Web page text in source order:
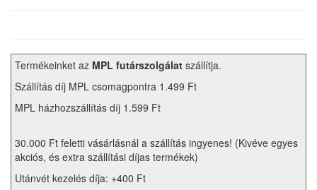
Termékeinket az MPL futárszolgálat szállítja.
Szállítás díj MPL csomagpontra 1.499 Ft
MPL házhozszállítás díj 1.599 Ft
30.000 Ft feletti vásárlásnál a szállítás ingyenes! (Kivéve egyes
akciós, és extra szállítási díjas termékek)
Utánvét kezelés díja: +400 Ft